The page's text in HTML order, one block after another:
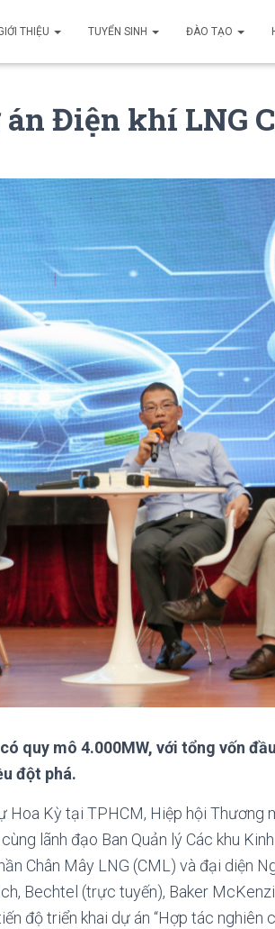
THIỆU TUYỂN SINH ĐÀO TẠO
Điện khí LNG
quy mô 4.000MW, với tổng vốn
đột phá.
Hoa Kỳ tại TPHCM, Hiệp hội Thương
lãnh đạo Ban Quản lý Các khu
Chân Mây LNG (CML) và đại diện
Bechtel (trực tuyến), Baker
độ triển khai dự án “Hợp tác nghiên